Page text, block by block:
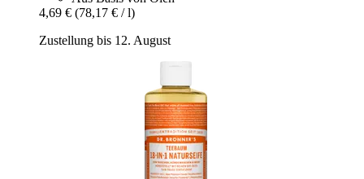
4,69 € (78,17 € / l)
Zustellung bis 12. August